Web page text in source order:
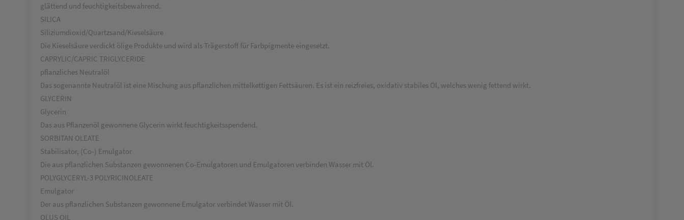
glättend und feuchtigkeitsbewahrend.
SILICA
Siliziumdioxid/Quartzsand/Kieselsäure
Die Kieselsäure verdickt ölige Produkte und wird als Trägerstoff für Farbpigmente eingesetzt.
CAPRYLIC/CAPRIC TRIGLYCERIDE
pflanzliches Neutralöl
Das sogenannte Neutralöl ist eine Mischung aus pflanzlichen mittelkettigen Fettsäuren. Es ist ein reizfreies, oxidativ stabiles Öl, welches wenig fettend wirkt.
GLYCERIN
Glycerin
Das aus Pflanzenöl gewonnene Glycerin wirkt feuchtigkeitsspendend.
SORBITAN OLEATE
Stabilisator, (Co-) Emulgator
Die aus pflanzlichen Substanzen gewonnenen Co-Emulgatoren und Emulgatoren verbinden Wasser mit Öl.
POLYGLYCERYL-3 POLYRICINOLEATE
Emulgator
Der aus pflanzlichen Substanzen gewonnene Emulgator verbindet Wasser mit Öl.
OLUS OIL